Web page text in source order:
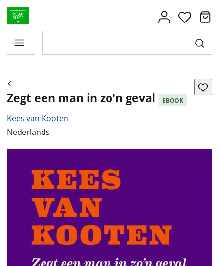
Zegt een man in zo'n geval EBOOK
Kees van Kooten
Nederlands